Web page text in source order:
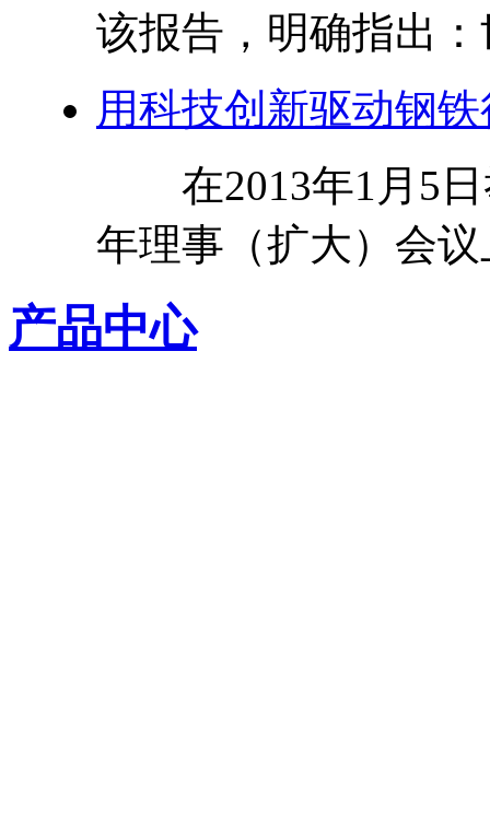
该报告，明确指出
用科技创新驱动钢
在2013年1月5日
年理事（扩大）会
产品中心